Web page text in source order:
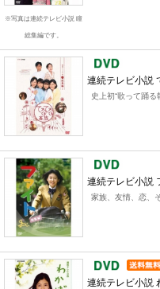
※写真は連続テレビ小説 瞳
総集編です。
連続テレビ小説
史上初“歌って踊る
連続テレビ小説
家族、友情、恋、
連続テレビ小説